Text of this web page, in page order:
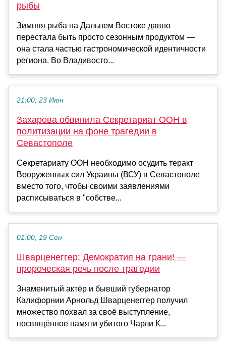
рыбы
Зимняя рыба на Дальнем Востоке давно
перестала быть просто сезонным продуктом —
она стала частью гастрономической идентичности
региона. Во Владивосто...
21:00, 23 Июн
Захарова обвинила Секретариат ООН в
политизации на фоне трагедии в
Севастополе
Секретариату ООН необходимо осудить теракт
Вооруженных сил Украины (ВСУ) в Севастополе
вместо того, чтобы своими заявлениями
расписываться в "собстве...
01:00, 19 Сен
Шварценеггер: Демократия на грани! —
пророческая речь после трагедии
Знаменитый актёр и бывший губернатор
Калифорнии Арнольд Шварценеггер получил
множество похвал за своё выступление,
посвящённое памяти убитого Чарли К...